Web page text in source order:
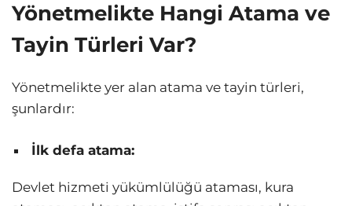
Yönetmelikte Hangi Atama ve
Tayin Türleri Var?
Yönetmelikte yer alan atama ve tayin türleri,
şunlardır:
İlk defa atama:
Devlet hizmeti yükümlülüğü ataması, kura